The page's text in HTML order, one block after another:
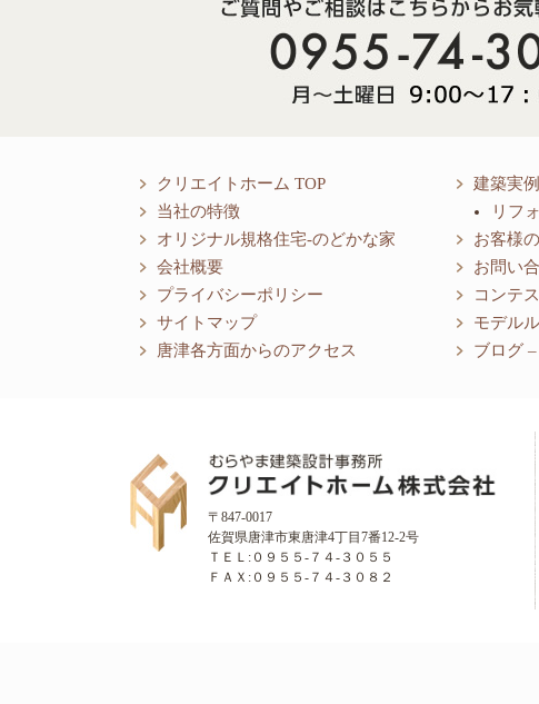
クリエイトホーム TOP
当社の特徴
オリジナル規格住宅-のどかな家
会社概要
プライバシーポリシー
サイトマップ
唐津各方面からのアクセス
建築実例
リフ
お客様
お問い
コンテ
モデル
ブログ
〒847-0017
佐賀県唐津市東唐津4丁目7番12-2号
ＴＥＬ:０９５５-７４-３０５５
ＦＡＸ:０９５５-７４-３０８２